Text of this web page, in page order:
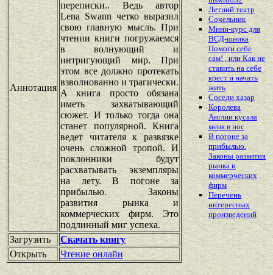
Аннотация
переписки.. Ведь автор
Lena Swann четко выразил
свою главную мысль. При
чтении книги погружаемся
в волнующий и
интригующий мир. При
этом все должно протекать
взволнованно и трагически.
А книга просто обязана
иметь захватывающий
сюжет. И только тогда она
станет популярной. Книга
ведет читателя к развязке
очень сложной тропой. И
поклонники будут
расхватывать экземпляры
на лету. В погоне за
прибылью. Законы
развития рынка и
коммерческих фирм. Это
подлинный миг успеха.
Загрузить
Скачать книгу
Открыть
Чтение онлайн
Летний театр
Сочельник
Мини-курс для
ВСД-шника
Помоги себе
сам! , или Как не
ставить на себе
крест и начать
жить
Соседи хазар
Королева
Англии кусала
меня в нос
В погоне за
прибылью.
Законы развития
рынка и
коммерческих
фирм
Перечень
интересных
произведений